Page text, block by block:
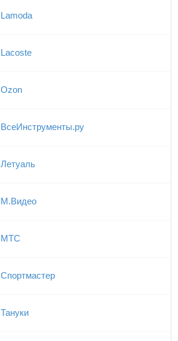
Lamoda
Lacoste
Ozon
ВсеИнструменты.ру
Летуаль
М.Видео
МТС
Спортмастер
Тануки